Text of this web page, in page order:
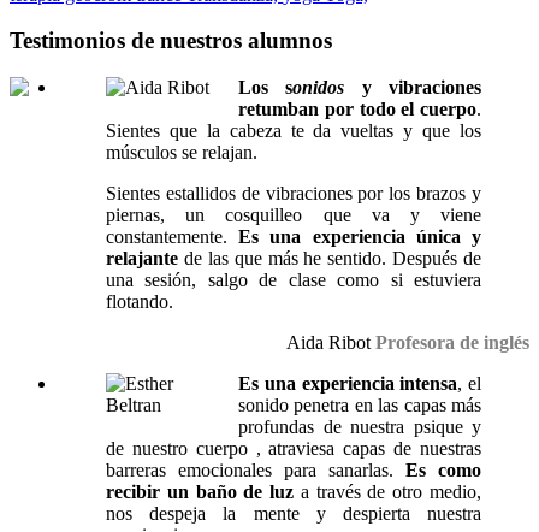
Testimonios de nuestros alumnos
Los sonidos y vibraciones
retumban por todo el cuerpo.
Sientes que la cabeza te da vueltas y que los
músculos se relajan.
Sientes estallidos de vibraciones por los brazos y
piernas, un cosquilleo que va y viene
constantemente.Es una experiencia única y
relajante de las que más he sentido. Después de
una sesión, salgo de clase como si estuviera
flotando.
Aida Ribot Profesora de inglés
Es una experiencia intensa, el
sonido penetra en las capas más
profundas de nuestra psique y
de nuestro cuerpo , atraviesa capas de nuestras
barreras emocionales para sanarlas. Es como
recibir un baño de luz a través de otro medio,
nos despeja la mente y despierta nuestra